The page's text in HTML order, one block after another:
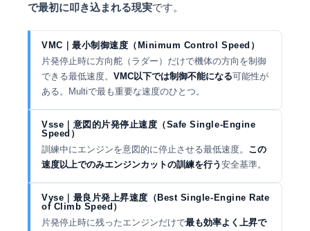
で最初に叩き込まれる現実です。
VMC｜最小制御速度（Minimum Control Speed）
片発停止時に方向舵（ラダー）だけで機体の方向を制御
できる最低速度。 VMC以下では制御不能になる可能性が
ある。Multiで最も重要な速度のひとつ。
Vsse｜意図的片発停止速度（Safe Single-Engine
Speed）
訓練中にエンジンを意図的に停止させる最低速度。 この
速度以上でのみエンジンカットの訓練を行う 安全基準。
Vyse｜最良片発上昇速度（Best Single-Engine Rate
of Climb Speed）
片発停止時に残ったエンジンだけで最も効率よく上昇で